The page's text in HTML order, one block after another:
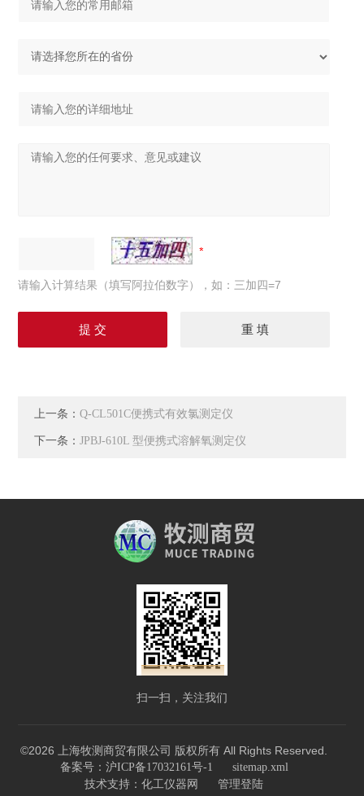
请输入计算结果（填写阿拉伯数字），如：三加四=7
上一条：Q-CL501C便携式有效氯测定仪
下一条：JPBJ-610L 型便携式溶解氧测定仪
扫一扫，关注我们
©2026 上海牧测商贸有限公司 版权所有 All Rights Reserved.
备案号：沪ICP备17032161号-1 sitemap.xml
技术支持： 化工仪器网 管理登陆